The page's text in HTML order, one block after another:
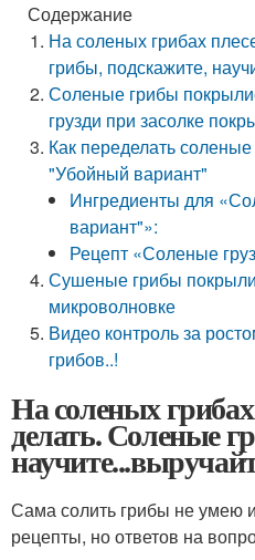
Содержание
На соленых грибах
грибы, подскажите,
Соленые грибы
грузди при засолке
Как переделать
"Убойный вариант"
Ингредиенты для
вариант"»:
Рецепт «Соленые
Сушеные грибы
микроволновке
Видео контроль за
грибов..!
На соленых
делать. Соленые
Сама солить грибы не умею
рецепты, но ответов на